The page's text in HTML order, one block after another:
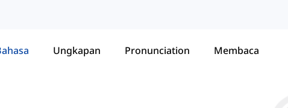
Ungkapan Pronunciation Membaca